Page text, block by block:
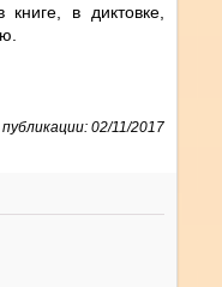
в диктовке,
02/11/2017